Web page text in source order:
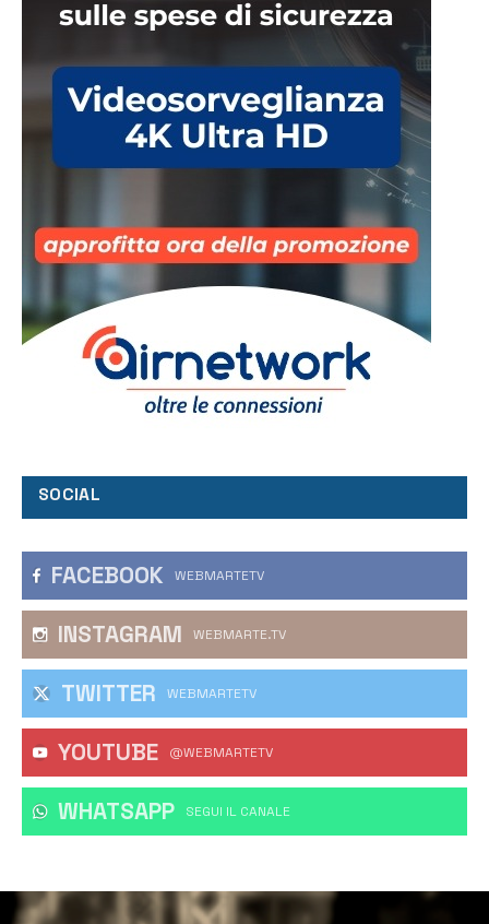
SOCIAL
FACEBOOK WEBMARTETV
INSTAGRAM WEBMARTE.TV
TWITTER WEBMARTETV
YOUTUBE @WEBMARTETV
WHATSAPP ‎SEGUI IL CANALE